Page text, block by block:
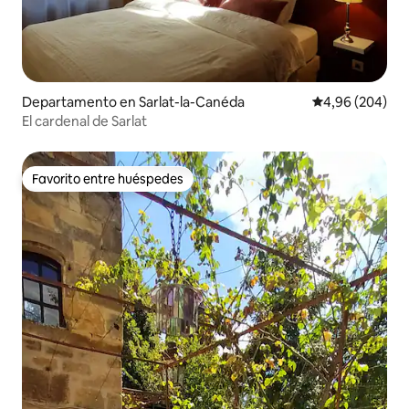
Departamento en Sarlat-la-Canéda Calificación
4,96 (204)
El cardenal de Sarlat
Favorito entre huéspedes
Favorito entre huéspedes